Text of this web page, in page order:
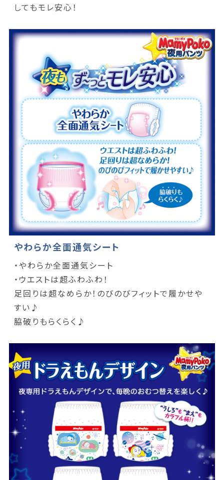
してもモレ安心！
やわらか全面通気シート
・やわらか全面通気シート
・ウエストは超ふわふわ！
足回りは超なめらか！のびのびフィットで履かせや
すい♪
脇破りもらくらく♪